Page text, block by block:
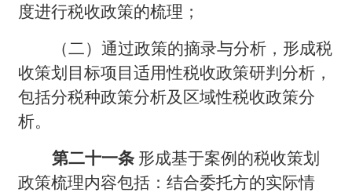
度进行税收政策的梳理；
（二）通过政策的摘录与分析，形成税
收策划目标项目适用性税收政策研判分析，
包括分税种政策分析及区域性税收政策分
析。
第二十一条 形成基于案例的税收策划
政策梳理内容包括：结合委托方的实际情